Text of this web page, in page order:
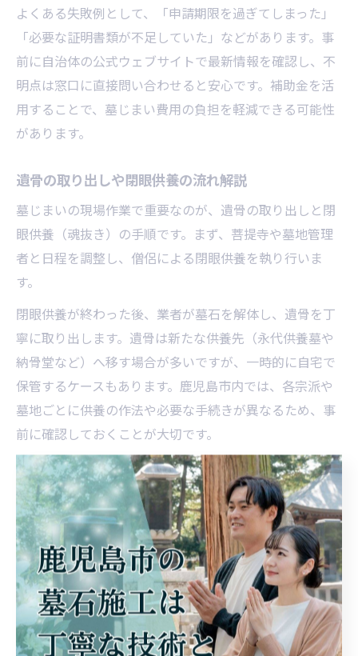
よくある失敗例として、「申請期限を過ぎてしまった」
「必要な証明書類が不足していた」などがあります。事
前に自治体の公式ウェブサイトで最新情報を確認し、不
明点は窓口に直接問い合わせると安心です。補助金を活
用することで、墓じまい費用の負担を軽減できる可能性
があります。
遺骨の取り出しや閉眼供養の流れ解説
墓じまいの現場作業で重要なのが、遺骨の取り出しと閉
眼供養（魂抜き）の手順です。まず、菩提寺や墓地管理
者と日程を調整し、僧侶による閉眼供養を執り行いま
す。
閉眼供養が終わった後、業者が墓石を解体し、遺骨を丁
寧に取り出します。遺骨は新たな供養先（永代供養墓や
納骨堂など）へ移す場合が多いですが、一時的に自宅で
保管するケースもあります。鹿児島市内では、各宗派や
墓地ごとに供養の作法や必要な手続きが異なるため、事
前に確認しておくことが大切です。
作業当日は、家族や親族が立ち会うことで安心感につな
がります。また、遺骨の取り扱いには細心の注意が必要
で、取り出し後の搬送や保管にも配慮しましょう。現場
でのトラブル防止のためにも、事前に流れや注意点を業
者と共有しておくことが成功のポイントです。
鹿児島市での改葬申請と必要書